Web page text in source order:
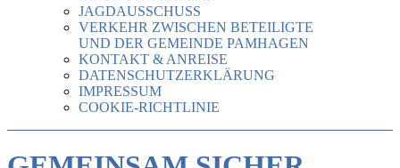
JAGDAUSSCHUSS
VERKEHR ZWISCHEN BETEILIGTE
UND DER GEMEINDE PAMHAGEN
KONTAKT & ANREISE
DATENSCHUTZERKLÄRUNG
IMPRESSUM
COOKIE-RICHTLINIE